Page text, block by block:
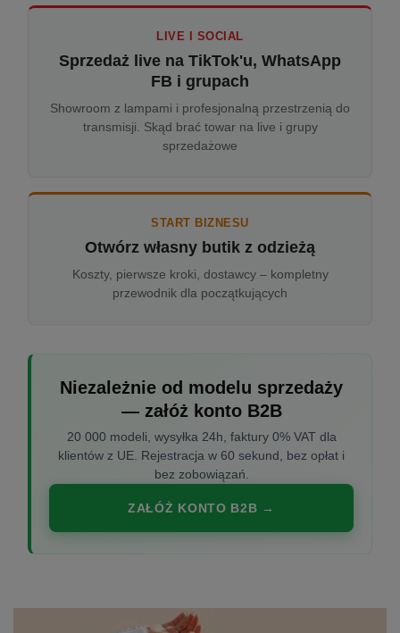
LIVE I SOCIAL
Sprzedaż live na TikTok'u, WhatsApp
FB i grupach
Showroom z lampami i profesjonalną przestrzenią do
transmisji. Skąd brać towar na live i grupy
sprzedażowe
START BIZNESU
Otwórz własny butik z odzieżą
Koszty, pierwsze kroki, dostawcy – kompletny
przewodnik dla początkujących
Niezależnie od modelu sprzedaży
— załóż konto B2B
20 000 modeli, wysyłka 24h, faktury 0% VAT dla
klientów z UE. Rejestracja w 60 sekund, bez opłat i
bez zobowiązań.
ZAŁÓŻ KONTO B2B →